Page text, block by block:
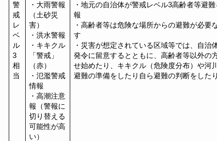
警
戒
レ
ベ
ル
3
相
当
・大雨警報
（土砂災
害）
・洪水警報
・キキクル
「警戒」
（赤）
・氾濫警戒
情報
・高潮注意
報（警報に
切り替える
可能性が高
い）
・地元の自治体が警戒レベル3高齢者等避
報
・高齢者等は危険な場所からの避難が必要
す
・災害が想定されている区域等では、自治
発令に留意するとともに、高齢者等以外の
せ始めたり、キキクル（危険度分布）や河
避難の準備をしたり自ら避難の判断をした